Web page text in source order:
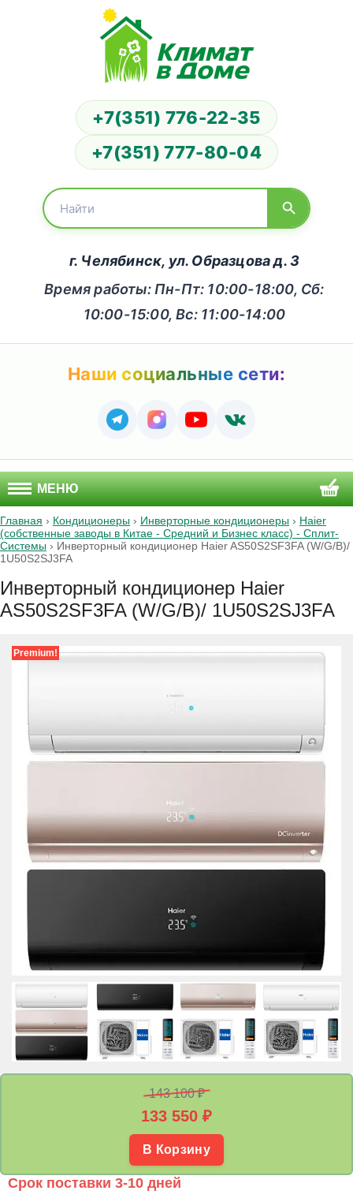
+7(351) 776-22-35
+7(351) 777-80-04
г. Челябинск, ул. Образцова д. 3
Время работы: Пн-Пт: 10:00-18:00, Сб:
10:00-15:00, Вс: 11:00-14:00
Наши социальные сети:
МЕНЮ
Главная › Кондиционеры › Инверторные кондиционеры › Haier
(собственные заводы в Китае - Средний и Бизнес класс) - Сплит-
Системы › Инверторный кондиционер Haier AS50S2SF3FA (W/G/B)/
1U50S2SJ3FA
Инверторный кондиционер Haier
AS50S2SF3FA (W/G/B)/ 1U50S2SJ3FA
Premium!
143 100 ₽
133 550 ₽
В Корзину
Срок поставки 3-10 дней